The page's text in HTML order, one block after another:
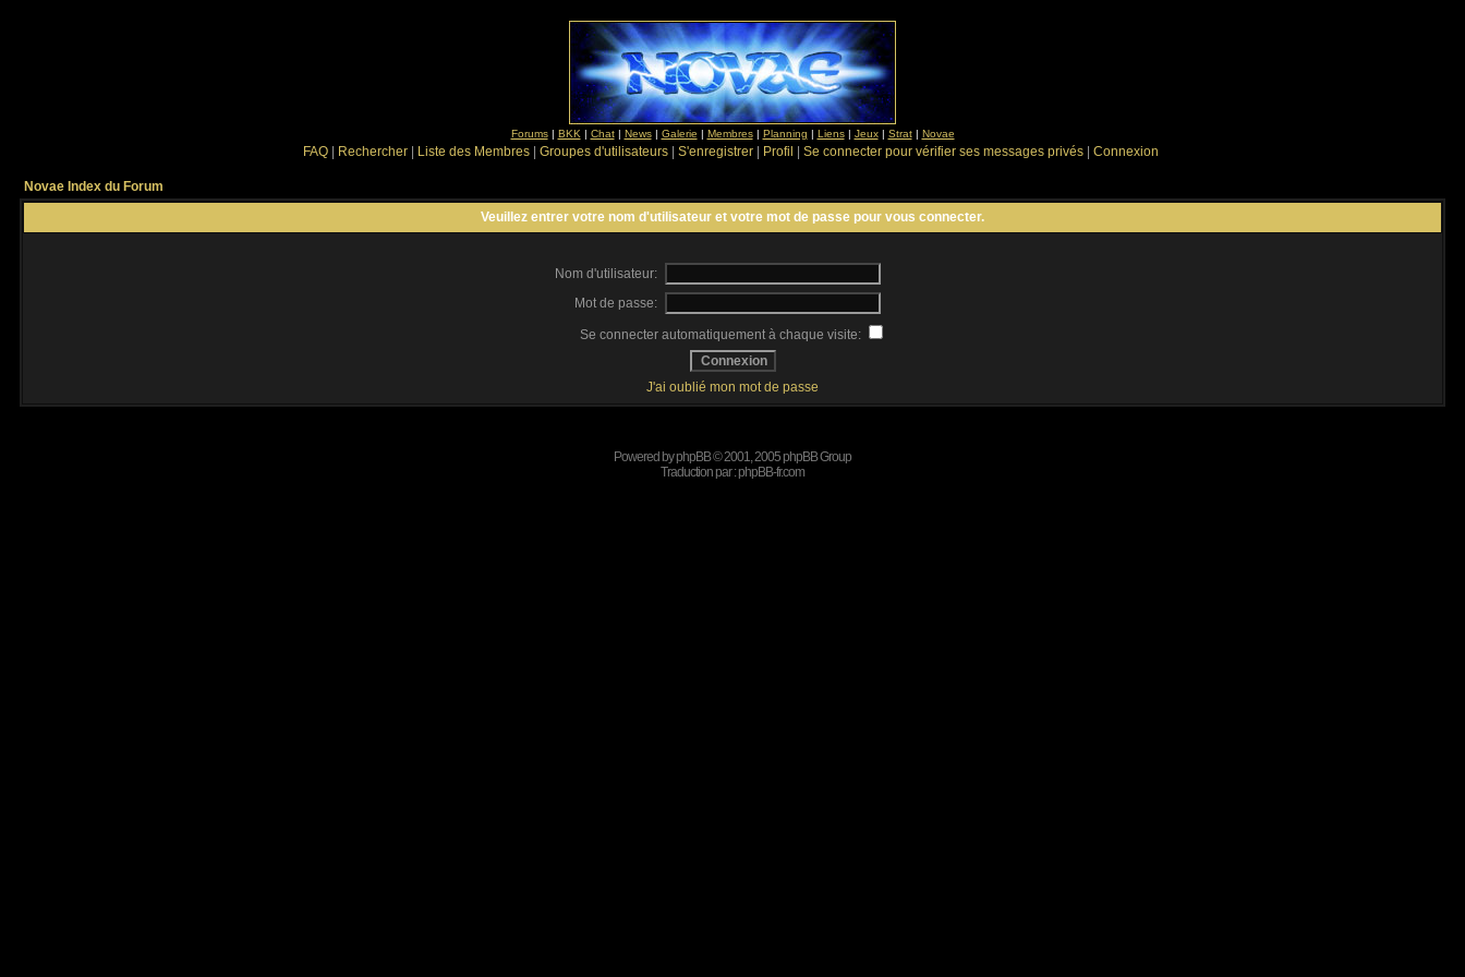
Forums| BKK | Chat| News| Galerie | Membres| Planning | Liens| Jeux| Strat| Novae
FAQ Rechercher Liste des Membres Groupes d'utilisateurs S'enregistrer Profil Se connecter pour vérifier ses messages privés Connexion
Novae Index du Forum
Veuillez entrer votre nom d'utilisateur et votre mot de passe pour vous connecter.
Nom d'utilisateur:
Mot de passe:
Se connecter automatiquement à chaque visite:
J'ai oublié mon mot de passe
Powered byphpBB© 2001, 2005 phpBB Group
Traduction par :phpBB-fr.com